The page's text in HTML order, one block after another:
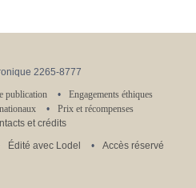
2265-8777
publication
Engagements éthiques
Prix et récompenses
et crédits
Édité avec Lodel Accès réservé